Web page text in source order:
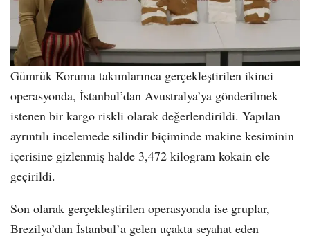
Gümrük Koruma takımlarınca gerçekleştirilen ikinci
operasyonda, İstanbul’dan Avustralya’ya gönderilmek
istenen bir kargo riskli olarak değerlendirildi. Yapılan
ayrıntılı incelemede silindir biçiminde makine kesiminin
içerisine gizlenmiş halde 3,472 kilogram kokain ele
geçirildi.
Son olarak gerçekleştirilen operasyonda ise gruplar,
Brezilya’dan İstanbul’a gelen uçakta seyahat eden